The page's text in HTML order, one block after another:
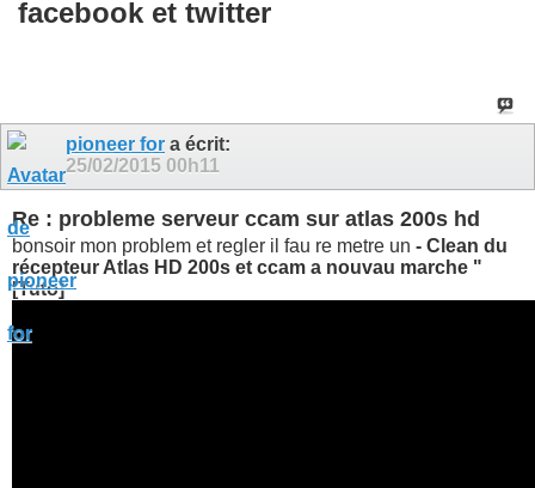
facebook et twitter
pioneer for a écrit:
25/02/2015 00h11
Re : probleme serveur ccam sur atlas 200s hd
bonsoir mon problem et regler il fau re metre un - Clean du
récepteur Atlas HD 200s et ccam a nouvau marche "
[Tuto]